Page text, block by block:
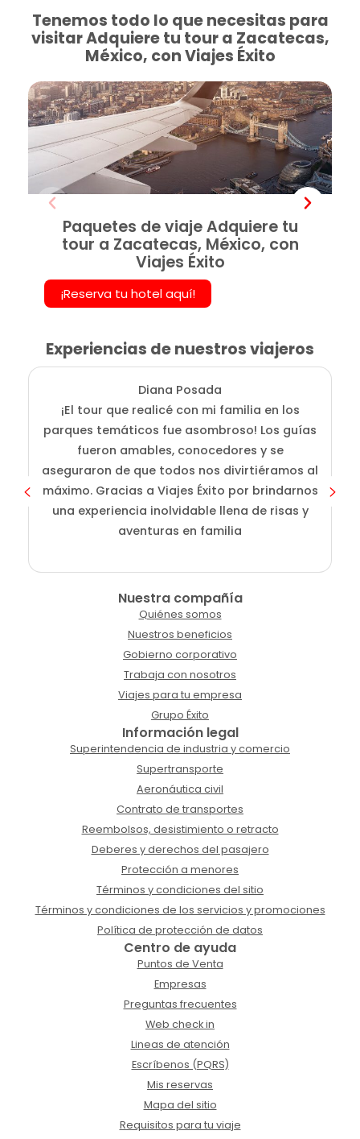
Tenemos todo lo que necesitas para
visitar Adquiere tu tour a Zacatecas,
México, con Viajes Éxito
Paquetes de viaje Adquiere tu
tour a Zacatecas, México, con
Viajes Éxito
¡Reserva tu hotel aquí!
Experiencias de nuestros viajeros
Diana Posada
¡El tour que realicé con mi familia en los
parques temáticos fue asombroso! Los guías
fueron amables, conocedores y se
aseguraron de que todos nos divirtiéramos al
máximo. Gracias a Viajes Éxito por brindarnos
una experiencia inolvidable llena de risas y
aventuras en familia
Nuestra compañía
Quiénes somos
Nuestros beneficios
Gobierno corporativo
Trabaja con nosotros
Viajes para tu empresa
Grupo Éxito
Información legal
Superintendencia de industria y comercio
Supertransporte
Aeronáutica civil
Contrato de transportes
Reembolsos, desistimiento o retracto
Deberes y derechos del pasajero
Protección a menores
Términos y condiciones del sitio
Términos y condiciones de los servicios y promociones
Política de protección de datos
Centro de ayuda
Puntos de Venta
Empresas
Preguntas frecuentes
Web check in
Lineas de atención
Escríbenos (PQRS)
Mis reservas
Mapa del sitio
Requisitos para tu viaje